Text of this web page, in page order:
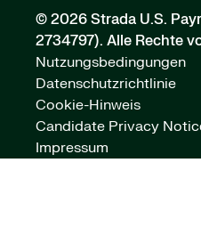
© 2026 Strada U.S.
2734797). Alle Rechte
Nutzungsbedingungen
Datenschutzrichtlinie
Cookie-Hinweis
Candidate Privacy
Impressum